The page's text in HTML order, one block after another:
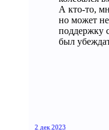
А кто-то,
но может
поддержку
был
2 дек 2023